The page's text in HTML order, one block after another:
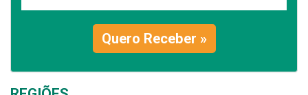
Quero Receber »